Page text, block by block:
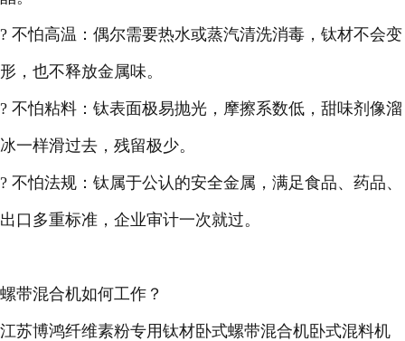
? 不怕高温：偶尔需要热水或蒸汽清洗消毒，钛材不会变
形，也不释放金属味。
? 不怕粘料：钛表面极易抛光，摩擦系数低，甜味剂像溜
冰一样滑过去，残留极少。
? 不怕法规：钛属于公认的安全金属，满足食品、药品、
出口多重标准，企业审计一次就过。
螺带混合机如何工作？
江苏博鸿纤维素粉专用钛材卧式螺带混合机卧式混料机